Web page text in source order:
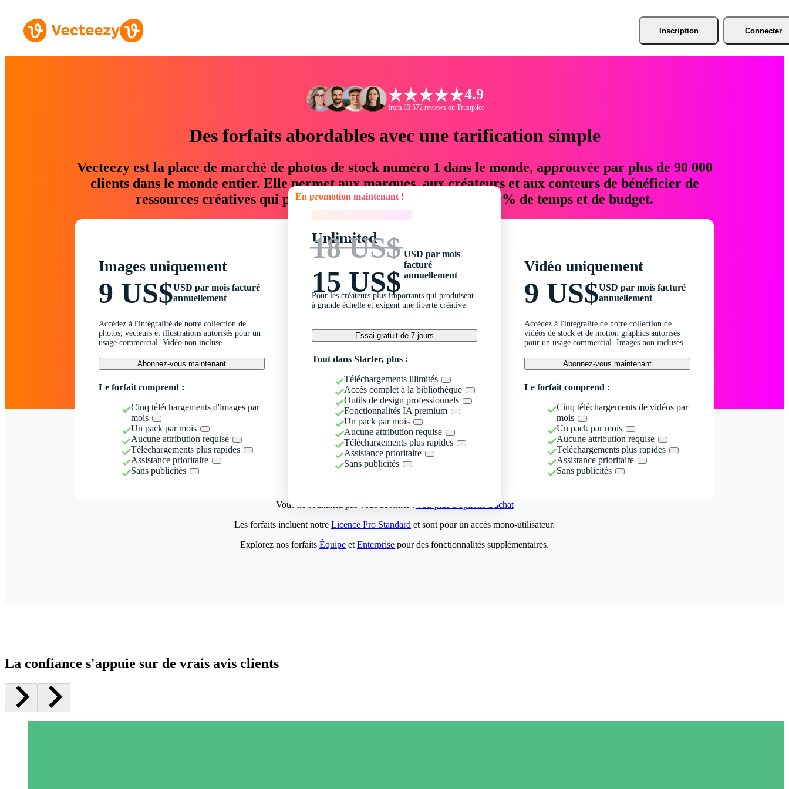
Inscription Connecter
4.9
from 33 572 reviews on Trustpilot
Des forfaits abordables avec une tarification simple
Vecteezy est la place de marché de photos de stock numéro 1 dans le monde, approuvée par plus de 90 000
clients dans le monde entier. Elle permet aux marques, aux créateurs et aux conteurs de bénéficier de
ressources créatives qui permettent d'économiser jusqu'à 76 % de temps et de budget.
Images uniquement
9 US$USD par mois facturé
annuellement
Accédez à l'intégralité de notre collection de
photos, vecteurs et illustrations autorisés pour un
usage commercial. Vidéo non incluse.
Abonnez-vous maintenant
Le forfait comprend :
Cinq téléchargements d'images par
mois
Un pack par mois
Aucune attribution requise
Téléchargements plus rapides
Assistance prioritaire
Sans publicités
En promotion maintenant !
Unlimited
18 US$
15 US$
USD par mois
facturé
annuellement
Pour les créateurs plus importants qui produisent
à grande échelle et exigent une liberté créative
Essai gratuit de 7 jours
Tout dans Starter, plus :
Téléchargements illimités
Accès complet à la bibliothèque
Outils de design professionnels
Fonctionnalités IA premium
Un pack par mois
Aucune attribution requise
Téléchargements plus rapides
Assistance prioritaire
Sans publicités
Vidéo uniquement
9 US$USD par mois facturé
annuellement
Accédez à l'intégralité de notre collection de
vidéos de stock et de motion graphics autorisés
pour un usage commercial. Images non incluses.
Abonnez-vous maintenant
Le forfait comprend :
Cinq téléchargements de vidéos par
mois
Un pack par mois
Aucune attribution requise
Téléchargements plus rapides
Assistance prioritaire
Sans publicités
Vous ne souhaitez pas vous abonner ?Voir plus d'options d'achat
Les forfaits incluent notre Licence Pro Standard et sont pour un accès mono-utilisateur.
Explorez nos forfaits Équipe et Enterprise pour des fonctionnalités supplémentaires.
La confiance s'appuie sur de vrais avis clients